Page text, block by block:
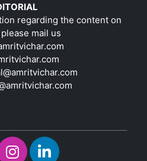
regarding the content on
mail us